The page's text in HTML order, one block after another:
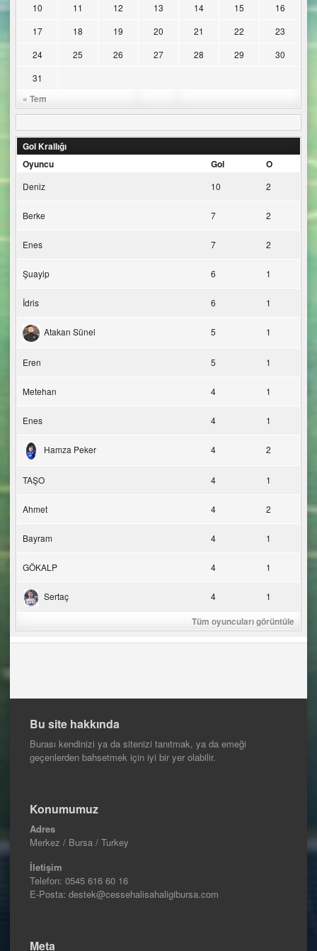
« Tem
10
11 12 13 14 15
16
17
18 19 20 21 22
23
24
25 26 27 28 29
30
31
Gol Krallığı
Oyuncu
Gol O
Deniz 10 2
Berke 7 2
Enes 7 2
Şuayip 6 1
İdris 6 1
Atakan Sünel 5 1
Eren 5 1
Metehan 4 1
Enes 4 1
Hamza Peker 4 2
TAŞO 4 1
Ahmet 4 2
Bayram 4 1
GÖKALP 4 1
Sertaç 4 1
Tüm oyuncuları görüntüle
Bu site hakkında
Burası kendinizi ya da sitenizi tanıtmak, ya da emeği
geçenlerden bahsetmek için iyi bir yer olabilir.
Konumumuz
Adres
Merkez / Bursa / Turkey
İletişim
Telefon: 0545 616 60 16
E-Posta: destek@cessehalisahaligibursa.com
Meta